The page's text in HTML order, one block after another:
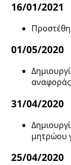
16/01/2021
01/05/2020
31/04/2020
μητρώου
25/04/2020